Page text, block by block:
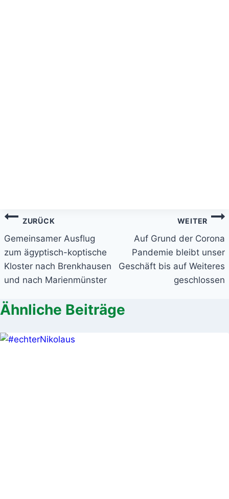
Beitragsnavigation
ZURÜCK
Gemeinsamer Ausflug
zum ägyptisch-koptische
Kloster nach Brenkhausen
und nach Marienmünster
WEITER
Auf Grund der Corona
Pandemie bleibt unser
Geschäft bis auf Weiteres
geschlossen
Ähnliche Beiträge